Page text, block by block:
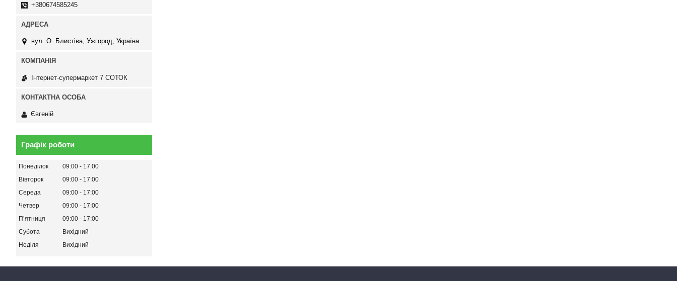
+380674585245
вул. О. Блистіва, Ужгород, Україна
Інтернет-супермаркет 7 СОТОК
Євгеній
Графік роботи
Понеділок 09:00
17:00
Вівторок
09:00
17:00
Середа
09:00
17:00
Четвер
09:00
17:00
Пʼятниця
09:00
17:00
Субота
Вихідний
Неділя
Вихідний